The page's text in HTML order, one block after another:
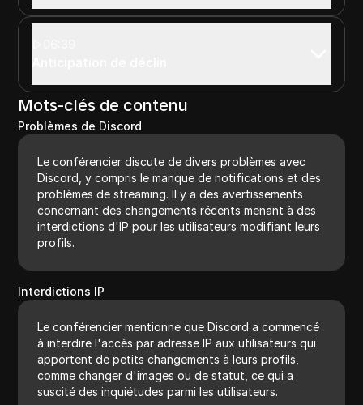
Mots-clés de contenu
Problèmes de Discord
Le conférencier discute de divers problèmes avec
Discord, y compris le manque de notifications et des
problèmes de streaming. Il y a des avertissements
concernant des changements récents menant à des
interdictions d'IP pour les utilisateurs modifiant leurs
profils.
Interdictions IP
Le conférencier mentionne que Discord a commencé
à interdire l'accès par adresse IP aux utilisateurs qui
apportent de petits changements à leurs profils,
comme changer d'images ou de statut, ce qui a
suscité des inquiétudes parmi les utilisateurs.